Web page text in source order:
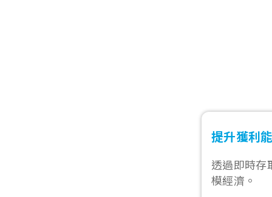
提升獲利
透過即時存
模經濟。